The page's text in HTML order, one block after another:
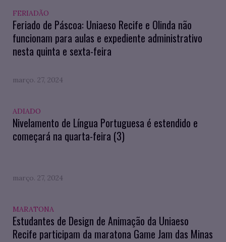
FERIADÃO
Feriado de Páscoa: Uniaeso Recife e Olinda não
funcionam para aulas e expediente administrativo
nesta quinta e sexta-feira
março. 27, 2024
ADIADO
Nivelamento de Língua Portuguesa é estendido e
começará na quarta-feira (3)
março. 27, 2024
MARATONA
Estudantes de Design de Animação da Uniaeso
Recife participam da maratona Game Jam das Minas